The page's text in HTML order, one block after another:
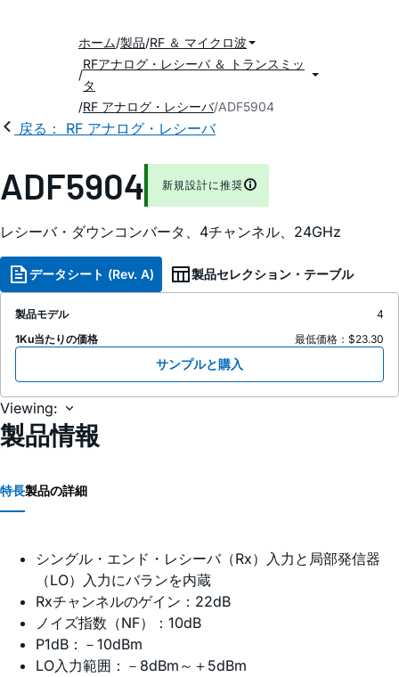
ホーム 製品 RF ＆ マイクロ波
RFアナログ・レシーバ ＆ トランスミッ
タ
RF アナログ・レシーバ ADF5904
戻る： RF アナログ・レシーバ
ADF5904 新規設計に推奨
レシーバ・ダウンコンバータ、4チャンネル、24GHz
データシート (Rev. A) 製品セレクション・テーブル
製品モデル
4
1Ku当たりの価格
最低価格：$23.30
サンプルと購入
Viewing:
製品情報
特長製品の詳細
シングル・エンド・レシーバ（Rx）入力と局部発信器
（LO）入力にバランを内蔵
Rxチャンネルのゲイン：22dB
ノイズ指数（NF）：10dB
P1dB：－10dBm
LO入力範囲：－8dBm～＋5dBm